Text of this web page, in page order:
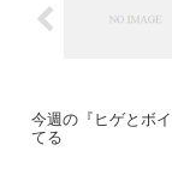
今週の『ヒゲとボ
てる